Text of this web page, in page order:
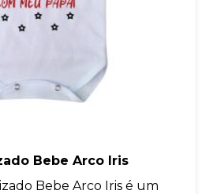
Bebe Arco Iris
Bebe Arco Iris é um